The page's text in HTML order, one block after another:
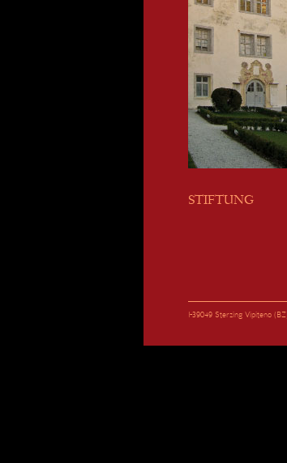
STIFTUNG
I-39049 Sterzing Vipiteno